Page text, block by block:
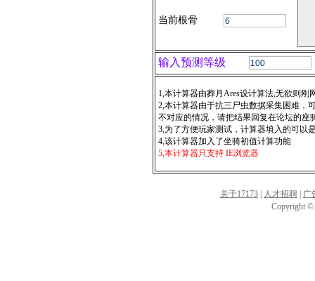
当前根骨
输入预测等级
1,本计算器由葬月Ares设计算法,无欲则刚
2,本计算器由于抗三尸虫数据采集困难，
不对应的情况，请把结果回复在论坛的座
3,为了方便玩家测试，计算器填入的可以
4,该计算器加入了坐骑初值计算功能
5,本计算器只支持 IE浏览器
关于17173 人才招聘
广
Copyright ©